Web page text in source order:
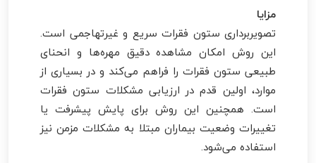
مزایا
تصویربرداری ستون فقرات سریع و غیرتهاجمی است.
این روش امکان مشاهده دقیق مهره‌ها و انحنای
طبیعی ستون فقرات را فراهم می‌کند و در بسیاری از
موارد، اولین قدم در ارزیابی مشکلات ستون فقرات
است. همچنین این روش برای پایش پیشرفت یا
تغییرات وضعیت بیماران مبتلا به مشکلات مزمن نیز
استفاده می‌شود.